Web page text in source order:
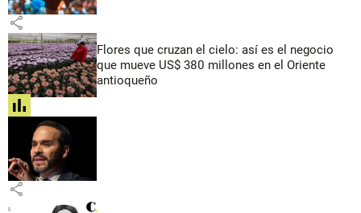
share
Flores que cruzan el cielo: así es el negocio
que mueve US$ 380 millones en el Oriente
antioqueño
share
share